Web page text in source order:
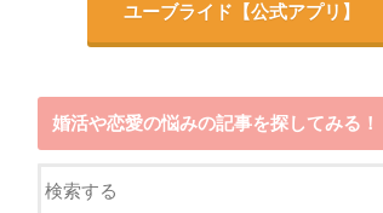
ユーブライド 【公式アプリ】
婚活や恋愛の悩みの記事を探してみる！